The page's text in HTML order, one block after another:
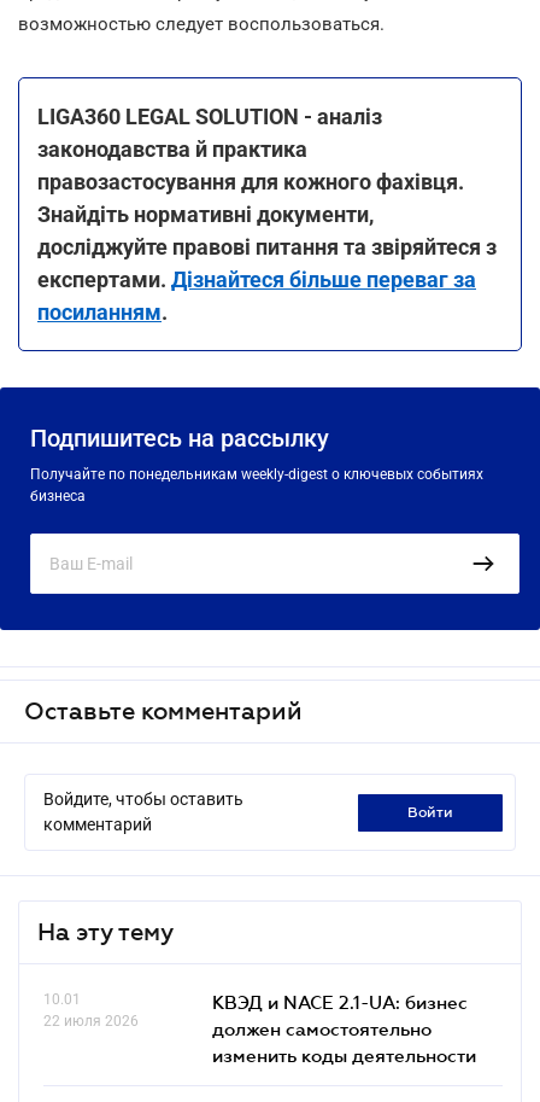
возможностью следует воспользоваться.
LIGA360 LEGAL SOLUTION - аналіз
законодавства й практика
правозастосування для кожного фахівця.
Знайдіть нормативні документи,
досліджуйте правові питання та звіряйтеся з
експертами. Дізнайтеся більше переваг за
посиланням.
Подпишитесь на рассылку
Получайте по понедельникам weekly-digest о ключевых событиях
бизнеса
Оставьте комментарий
Войдите, чтобы оставить
комментарий
войти
На эту тему
10.01
22 июля 2026
КВЭД и NACE 2.1-UA: бизнес
должен самостоятельно
изменить коды деятельности